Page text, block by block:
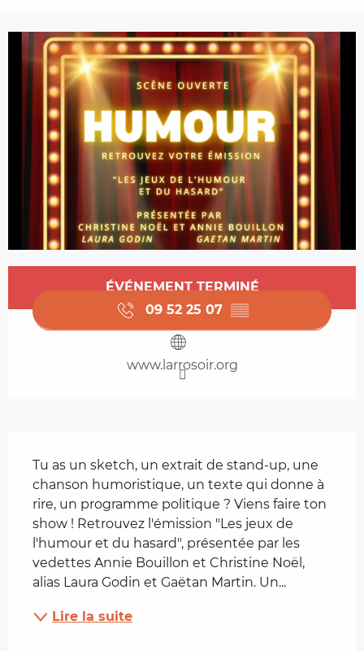
Ouverture et coordonnées
ÉVÉNEMENT TERMINÉ
09 52 25 07 ▒▒
www.larrosoir.org
Tu as un sketch, un extrait de stand-up, une
chanson humoristique, un texte qui donne à
rire, un programme politique ? Viens faire ton
show ! Retrouvez l'émission "Les jeux de
l'humour et du hasard", présentée par les
vedettes Annie Bouillon et Christine Noël,
alias Laura Godin et Gaëtan Martin. Un...
Lire la suite